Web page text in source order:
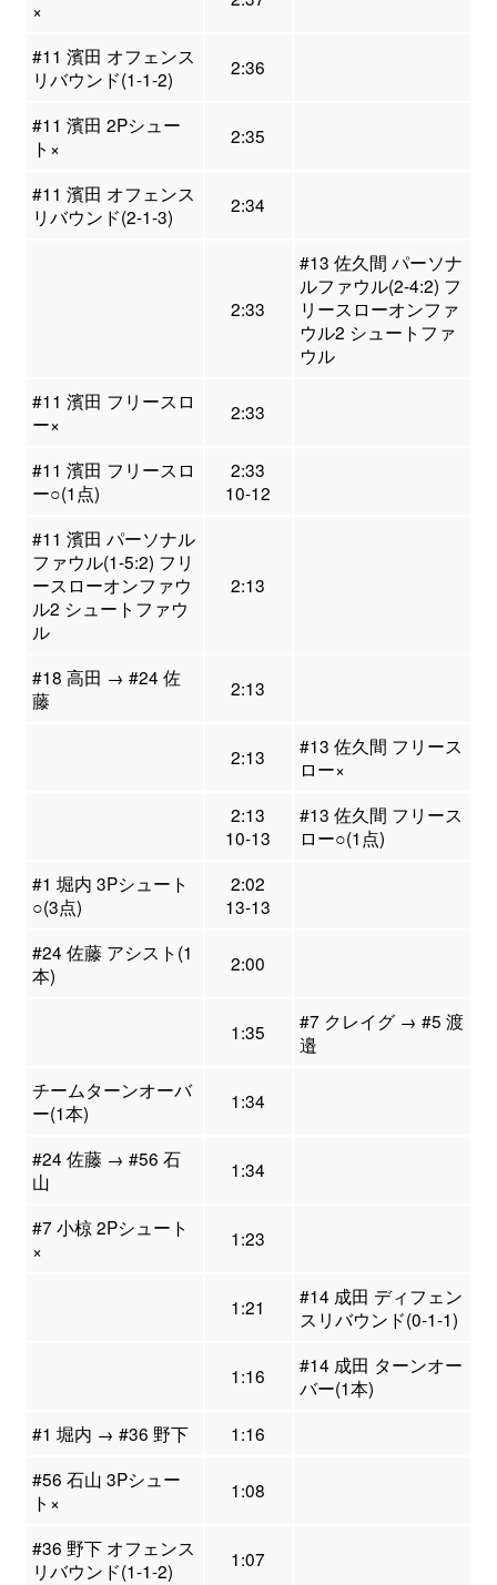
×
#11 濱田 オフェンス
リバウンド(1-1-2)
2:36
#11 濱田 2Pシュー
ト×
2:35
#11 濱田 オフェンス
リバウンド(2-1-3)
2:34
2:33
#13 佐久間 パーソナ
ルファウル(2-4:2) フ
リースローオンファ
ウル2 シュートファ
ウル
#11 濱田 フリースロ
ー×
2:33
#11 濱田 フリースロ
ー○(1点)
2:33
10-12
#11 濱田 パーソナル
ファウル(1-5:2) フリ
ースローオンファウ
ル2 シュートファウ
ル
2:13
#18 高田 → #24 佐
藤
2:13
2:13
#13 佐久間 フリース
ロー×
2:13
10-13
#13 佐久間 フリース
ロー○(1点)
#1 堀内 3Pシュート
○(3点)
2:02
13-13
#24 佐藤 アシスト(1
本)
2:00
1:35
#7 クレイグ → #5 渡
邉
チームターンオーバ
ー(1本)
1:34
#24 佐藤 → #56 石
山
1:34
#7 小椋 2Pシュート
×
1:23
1:21
#14 成田 ディフェン
スリバウンド(0-1-1)
1:16
#14 成田 ターンオー
バー(1本)
#1 堀内 → #36 野下
1:16
#56 石山 3Pシュー
ト×
1:08
#36 野下 オフェンス
リバウンド(1-1-2)
1:07